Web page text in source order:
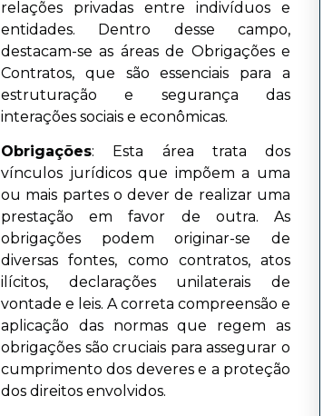
relações privadas entre indivíduos e
entidades. Dentro desse campo,
destacam-se as áreas de Obrigações e
Contratos, que são essenciais para a
estruturação e segurança das
interações sociais e econômicas.
Obrigações: Esta área trata dos
vínculos jurídicos que impõem a uma
ou mais partes o dever de realizar uma
prestação em favor de outra. As
obrigações podem originar-se de
diversas fontes, como contratos, atos
ilícitos, declarações unilaterais de
vontade e leis. A correta compreensão e
aplicação das normas que regem as
obrigações são cruciais para assegurar o
cumprimento dos deveres e a proteção
dos direitos envolvidos.